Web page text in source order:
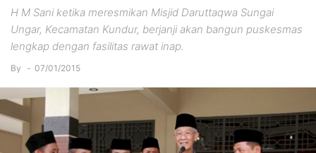
H M Sani ketika meresmikan Misjid Daruttaqwa Sungai
Ungar, Kecamatan Kundur, berjanji akan bangun puskesmas
lengkap dengan fasilitas rawat inap.
By - 07/01/2015